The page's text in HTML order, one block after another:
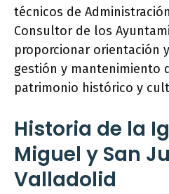
técnicos de
Consultor de los
proporcionar orientación
gestión y mantenimiento
patrimonio histórico y
Historia de la
Miguel y San
Valladolid